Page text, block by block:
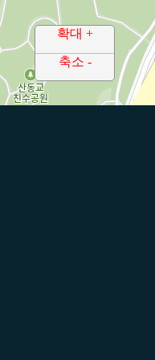
확대 +
축소 -